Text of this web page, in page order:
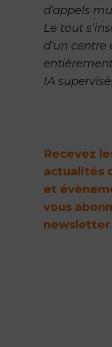
d’appels
Le tout
d’un
IA
Recevez
actualités
et
vous
newsletter